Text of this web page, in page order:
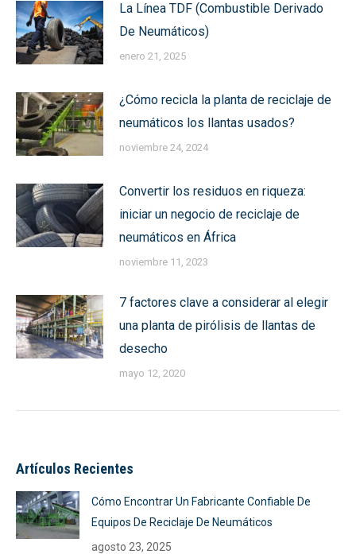
La Línea TDF (Combustible Derivado
De Neumáticos)
enero 21, 2025
¿Cómo recicla la planta de reciclaje de
neumáticos los llantas usados?
noviembre 24, 2024
Convertir los residuos en riqueza:
iniciar un negocio de reciclaje de
neumáticos en África
noviembre 11, 2023
7 factores clave a considerar al elegir
una planta de pirólisis de llantas de
desecho
mayo 12, 2020
Artículos Recientes
Cómo Encontrar Un Fabricante Confiable De
Equipos De Reciclaje De Neumáticos
agosto 23, 2025